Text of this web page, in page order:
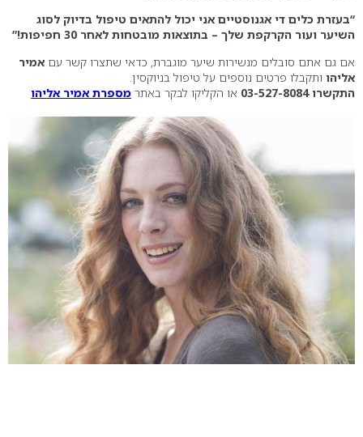
“בעזרת כלים די אגנוסטיים אני יכול להתאים טיפול בדיוק לסוג
השיער ועור הקרקפת שלך – בתוצאות מובטחות לאחר 30 חפיפות!”
אם גם אתם סובלים מנשירות שיער מוגברת, כדאי שתצרו קשר עם אמיר
אליהו ותקבלו פרטים נוספים על טיפול בניוקסין.
התקשרו 03-527-8084
או הקליקו לבקר באתר מספרת אמיר אליהו